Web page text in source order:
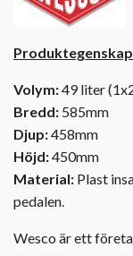
Volym:49 liter
Bredd: 585mm
Djup:458mm
Höjd:450mm
Material: Plast
pedalen.
Wesco är ett